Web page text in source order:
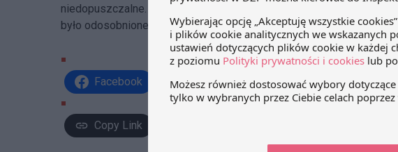
niedopuszczalne. Pozostaje mieć nadzieję, że stanowisko
było odosobnione, a orzeczenie Trybunału w następnych
Facebook Share on X LinkedIn
Copy Link